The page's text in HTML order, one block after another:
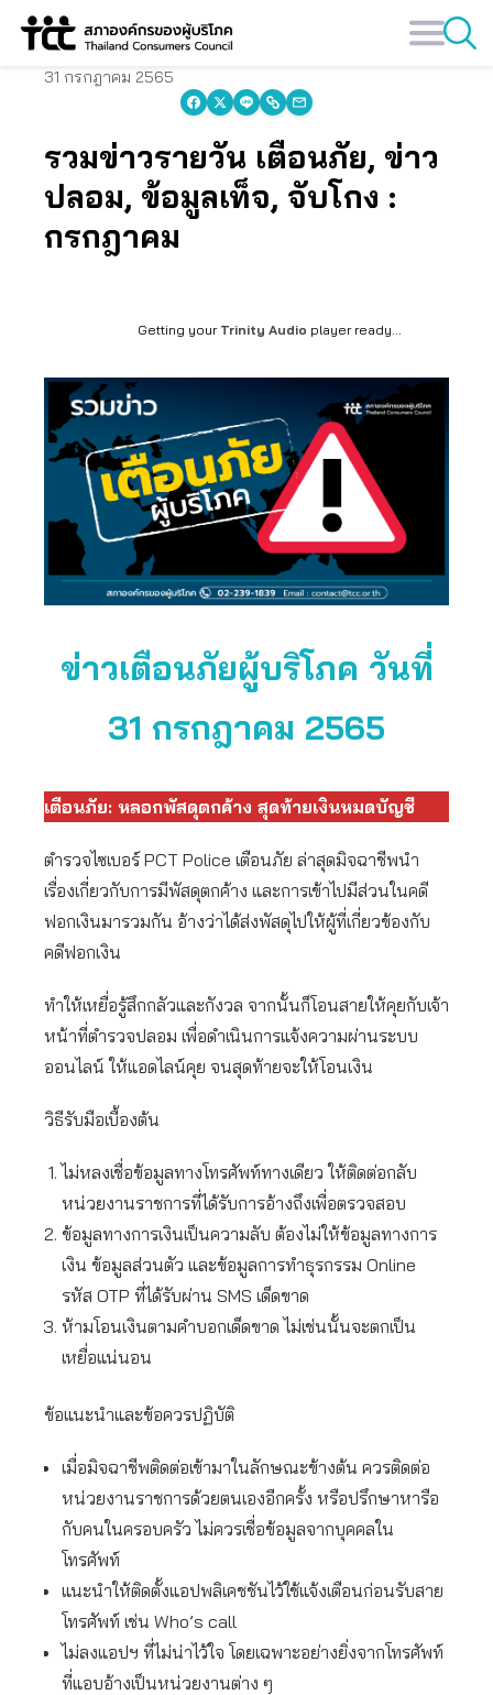
Skip
31 กรกฎาคม 2565
รวมข่าวรายวัน เตือนภัย, ข่าว
ปลอม, ข้อมูลเท็จ, จับโกง :
กรกฎาคม
Getting your Trinity Audio player ready...
ข่าวเตือนภัยผู้บริโภค วันที่
31 กรกฎาคม 2565
เตือนภัย: หลอกพัสดุตกค้าง สุดท้ายเงินหมดบัญชี
ตำรวจไซเบอร์ PCT Police เตือนภัย ล่าสุดมิจฉาชีพนำ
เรื่องเกี่ยวกับการมีพัสดุตกค้าง และการเข้าไปมีส่วนในคดี
ฟอกเงินมารวมกัน อ้างว่าได้ส่งพัสดุไปให้ผู้ที่เกี่ยวข้องกับ
คดีฟอกเงิน
ทำให้เหยื่อรู้สึกกลัวและกังวล จากนั้นก็โอนสายให้คุยกับเจ้า
หน้าที่ตำรวจปลอม เพื่อดำเนินการแจ้งความผ่านระบบ
ออนไลน์ ให้แอดไลน์คุย จนสุดท้ายจะให้โอนเงิน
วิธีรับมือเบื้องต้น
ไม่หลงเชื่อข้อมูลทางโทรศัพท์ทางเดียว ให้ติดต่อกลับ
หน่วยงานราชการที่ได้รับการอ้างถึงเพื่อตรวจสอบ
ข้อมูลทางการเงินเป็นความลับ ต้องไม่ให้ข้อมูลทางการ
เงิน ข้อมูลส่วนตัว และข้อมูลการทำธุรกรรม Online
รหัส OTP ที่ได้รับผ่าน SMS เด็ดขาด
ห้ามโอนเงินตามคำบอกเด็ดขาด ไม่เช่นนั้นจะตกเป็น
เหยื่อแน่นอน
ข้อแนะนำและข้อควรปฏิบัติ
เมื่อมิจฉาชีพติดต่อเข้ามาในลักษณะข้างต้น ควรติดต่อ
หน่วยงานราชการด้วยตนเองอีกครั้ง หรือปรึกษาหารือ
กับคนในครอบครัว ไม่ควรเชื่อข้อมูลจากบุคคลใน
โทรศัพท์
แนะนำให้ติดตั้งแอปพลิเคชชันไว้ใช้แจ้งเตือนก่อนรับสาย
โทรศัพท์ เช่น Who’s call
ไม่ลงแอปฯ ที่ไม่น่าไว้ใจ โดยเฉพาะอย่างยิ่งจากโทรศัพท์
ที่แอบอ้างเป็นหน่วยงานต่าง ๆ